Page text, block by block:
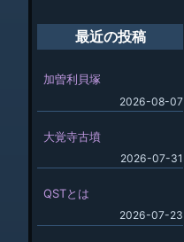
最近の投稿
加曽利貝塚
2026-08-07
大覚寺古墳
2026-07-31
QSTとは
2026-07-23